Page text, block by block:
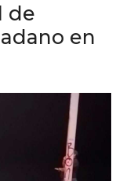
de
en